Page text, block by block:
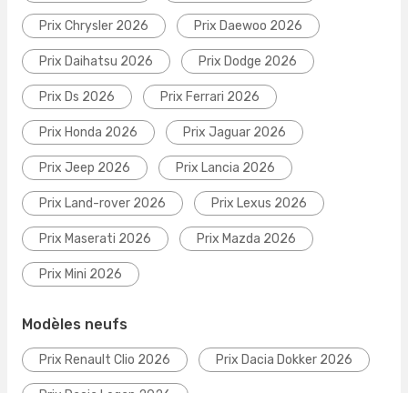
Prix Chrysler 2026 Prix Daewoo 2026
Prix Daihatsu 2026 Prix Dodge 2026
Prix Ds 2026 Prix Ferrari 2026
Prix Honda 2026 Prix Jaguar 2026
Prix Jeep 2026 Prix Lancia 2026
Prix Land-rover 2026 Prix Lexus 2026
Prix Maserati 2026 Prix Mazda 2026
Prix Mini 2026
Modèles neufs
Prix Renault Clio 2026 Prix Dacia Dokker 2026